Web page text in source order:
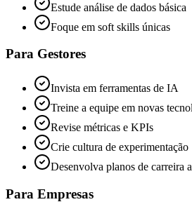
Estude análise de dados básica
Foque em soft skills únicas
Para Gestores
Invista em ferramentas de IA
Treine a equipe em novas
Revise métricas e KPIs
Crie cultura de experimentação
Desenvolva planos de carreira
Para Empresas